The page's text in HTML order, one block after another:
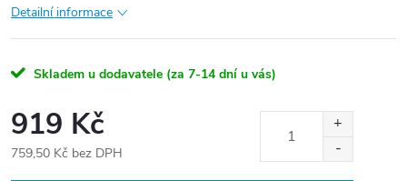
Detailní informace
Skladem u dodavatele (za 7-14 dní u vás)
919 Kč
759,50 Kč bez DPH